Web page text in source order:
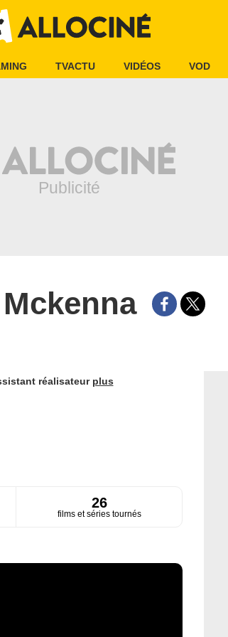
TVACTU VIDÉOS VOD
réalisateur plus
26
films et séries tournés